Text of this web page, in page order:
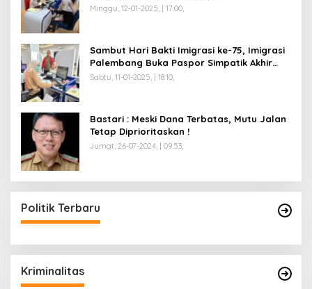
Minggu, 12-01-2025, | 17:00,
Sambut Hari Bakti Imigrasi ke-75, Imigrasi
Palembang Buka Paspor Simpatik Akhir
Pekan
Sabtu, 11-01-2025, | 18:10,
Bastari : Meski Dana Terbatas, Mutu Jalan
Tetap Diprioritaskan !
Jumat, 26-07-2024, | 09:53,
Politik Terbaru
Kriminalitas